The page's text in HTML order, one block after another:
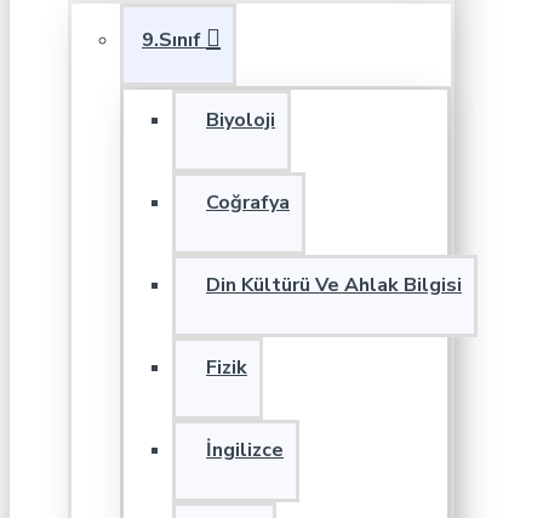
9.Sınıf
Biyoloji
Coğrafya
Din Kültürü Ve Ahlak Bilgisi
Fizik
İngilizce